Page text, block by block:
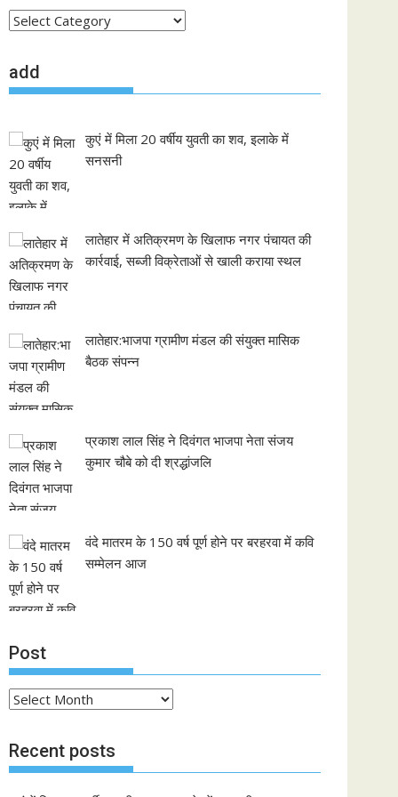
local
add
कुएं में मिला 20 वर्षीय युवती का शव, इलाके में
सनसनी
लातेहार में अतिक्रमण के खिलाफ नगर पंचायत की
कार्रवाई, सब्जी विक्रेताओं से खाली कराया स्थल
लातेहार:भाजपा ग्रामीण मंडल की संयुक्त मासिक
बैठक संपन्न
प्रकाश लाल सिंह ने दिवंगत भाजपा नेता संजय
कुमार चौबे को दी श्रद्धांजलि
वंदे मातरम के 150 वर्ष पूर्ण होने पर बरहरवा में कवि
सम्मेलन आज
Post
Post
Recent posts